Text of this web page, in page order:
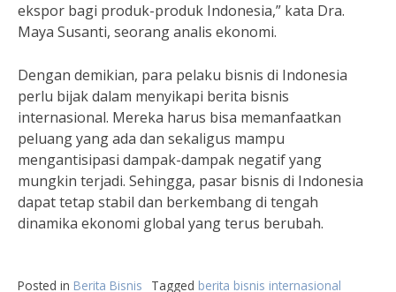
ekspor bagi produk-produk Indonesia,” kata Dra.
Maya Susanti, seorang analis ekonomi.
Dengan demikian, para pelaku bisnis di Indonesia
perlu bijak dalam menyikapi berita bisnis
internasional. Mereka harus bisa memanfaatkan
peluang yang ada dan sekaligus mampu
mengantisipasi dampak-dampak negatif yang
mungkin terjadi. Sehingga, pasar bisnis di Indonesia
dapat tetap stabil dan berkembang di tengah
dinamika ekonomi global yang terus berubah.
Posted in Berita Bisnis Tagged berita bisnis internasional